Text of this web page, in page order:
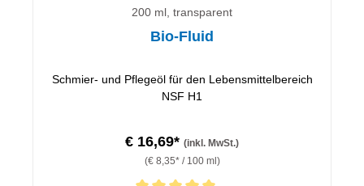
200 ml, transparent
Bio-Fluid
Schmier- und Pflegeöl für den Lebensmittelbereich
NSF H1
€ 16,69* (inkl. MwSt.)
(€ 8,35* / 100 ml)